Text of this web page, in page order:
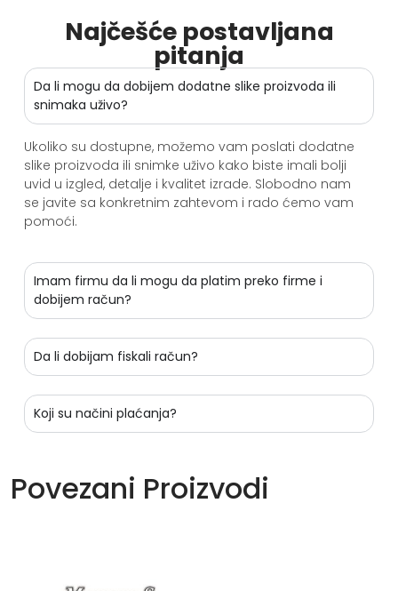
Najčešće postavljana
pitanja
Da li mogu da dobijem dodatne slike proizvoda ili
snimaka uživo?
Ukoliko su dostupne, možemo vam poslati dodatne
slike proizvoda ili snimke uživo kako biste imali bolji
uvid u izgled, detalje i kvalitet izrade. Slobodno nam
se javite sa konkretnim zahtevom i rado ćemo vam
pomoći.
Imam firmu da li mogu da platim preko firme i
dobijem račun?
Da li dobijam fiskali račun?
Koji su načini plaćanja?
Povezani Proizvodi